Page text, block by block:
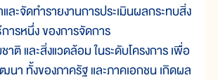
ละจัดทำรายงานการประเมินผลกระทบสิ่ง
ารหนึ่ง ของการจัดการ
ติ และสิ่งแวดล้อม ในระดับโครงการ เพื่อ
นา ทั้งของภาครัฐ และภาคเอกชน เกิดผล